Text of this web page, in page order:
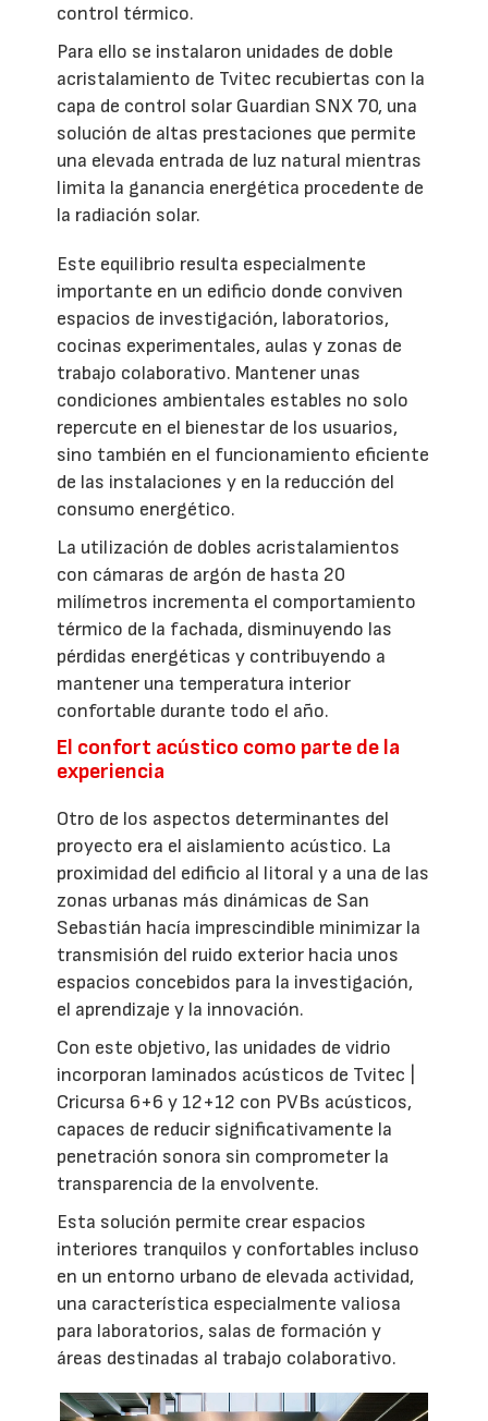
control térmico.
Para ello se instalaron unidades de doble
acristalamiento de Tvitec recubiertas con la
capa de control solar Guardian SNX 70, una
solución de altas prestaciones que permite
una elevada entrada de luz natural mientras
limita la ganancia energética procedente de
la radiación solar.
Este equilibrio resulta especialmente
importante en un edificio donde conviven
espacios de investigación, laboratorios,
cocinas experimentales, aulas y zonas de
trabajo colaborativo. Mantener unas
condiciones ambientales estables no solo
repercute en el bienestar de los usuarios,
sino también en el funcionamiento eficiente
de las instalaciones y en la reducción del
consumo energético.
La utilización de dobles acristalamientos
con cámaras de argón de hasta 20
milímetros incrementa el comportamiento
térmico de la fachada, disminuyendo las
pérdidas energéticas y contribuyendo a
mantener una temperatura interior
confortable durante todo el año.
El confort acústico como parte de la
experiencia
Otro de los aspectos determinantes del
proyecto era el aislamiento acústico. La
proximidad del edificio al litoral y a una de las
zonas urbanas más dinámicas de San
Sebastián hacía imprescindible minimizar la
transmisión del ruido exterior hacia unos
espacios concebidos para la investigación,
el aprendizaje y la innovación.
Con este objetivo, las unidades de vidrio
incorporan laminados acústicos de Tvitec |
Cricursa 6+6 y 12+12 con PVBs acústicos,
capaces de reducir significativamente la
penetración sonora sin comprometer la
transparencia de la envolvente.
Esta solución permite crear espacios
interiores tranquilos y confortables incluso
en un entorno urbano de elevada actividad,
una característica especialmente valiosa
para laboratorios, salas de formación y
áreas destinadas al trabajo colaborativo.